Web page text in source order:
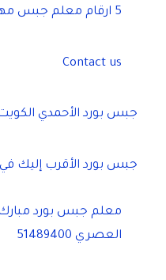
5 ارقام معلم جبس مهارات عالية الكويت 51489400
Contact us
جبس بورد الأحمدي الكويت
جبس بورد الأقرب إليك
معلم جبس بورد مبارك
العصري 51489400